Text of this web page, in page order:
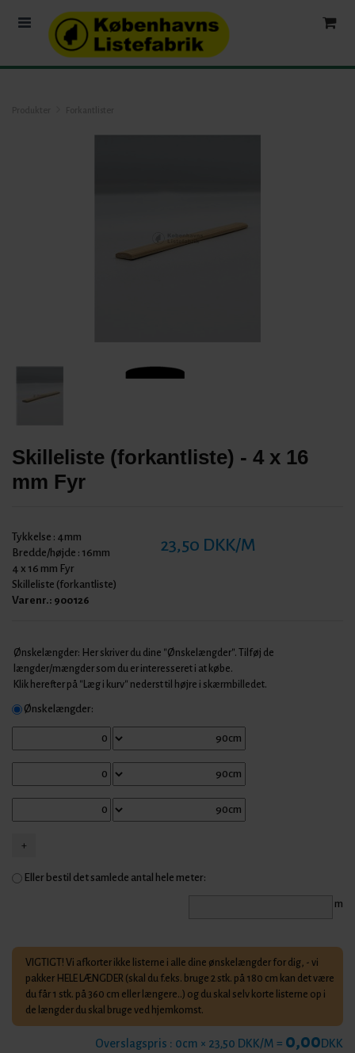
Skilleliste (forkantliste) - 4 x 16
mm Fyr
Tykkelse : 4mm
Bredde/højde : 16mm
4 x 16 mm Fyr
Skilleliste (forkantliste)
Varenr.: 900126
23,50 DKK/M
Ønskelængder: Her skriver du dine "Ønskelængder". Tilføj de
længder/mængder som du er interesseret i at købe.
Klik herefter på "Læg i kurv" nederst til højre i skærmbilledet.
Ønskelængder:
Eller bestil det samlede antal hele meter:
m
VIGTIGT! Vi afkorter ikke listerne i alle dine ønskelængder for dig, - vi
pakker HELE LÆNGDER (skal du f.eks. bruge 2 stk. på 180 cm kan det være
du får 1 stk. på 360 cm eller længere..) og du skal selv korte listerne op i
de længder du skal bruge ved hjemkomst.
Overslagspris : 0cm × 23,50 DKK/M = 0,00DKK